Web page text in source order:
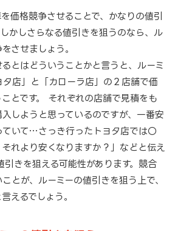
価格競争させることで、かなりの値引
かしさらなる値引きを狙うのなら、ル
させましょう。
とはどういうことかと言うと、ルーミ
タ店」と「カローラ店」の２店舗で価
とです。 それぞれの店舗で見積をも
しようと思っているのですが、一番安
ていて…さっき行ったトヨタ店では〇
れより安くなりますか？」などと伝え
引きを狙える可能性があります。競合
とが、ルーミーの値引きを狙う上で、
えるでしょう。